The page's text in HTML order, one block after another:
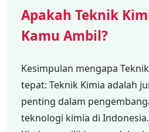
Apakah Teknik
Kamu Ambil?
Kesimpulan mengapa
tepat: Teknik Kimia adalah
penting dalam
teknologi kimia di